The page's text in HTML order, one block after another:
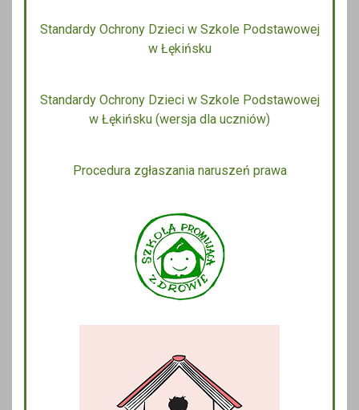
Standardy Ochrony Dzieci w Szkole Podstawowej
w Łękińsku
Standardy Ochrony Dzieci w Szkole Podstawowej
w Łękińsku (wersja dla uczniów)
Procedura zgłaszania naruszeń prawa